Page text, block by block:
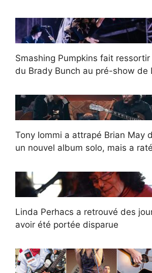
Smashing Pumpkins fait ressortir
du Brady Bunch au pré-show de
Tony Iommi a attrapé Brian May
un nouvel album solo, mais a
Linda Perhacs a retrouvé des
avoir été portée disparue